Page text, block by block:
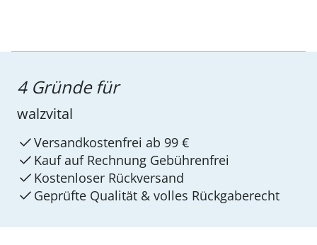
4 Gründe für
walzvital
Versandkostenfrei ab 99 €
Kauf auf Rechnung Gebührenfrei
Kostenloser Rückversand
Geprüfte Qualität & volles Rückgaberecht